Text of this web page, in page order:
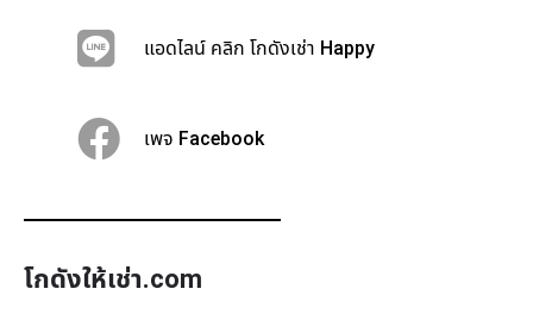
แอดไลน์ คลิก โกดังเช่า Happy
เพจ Facebook
โกดังให้เช่า.com